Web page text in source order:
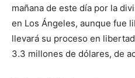
mañana de este día por la
en Los Ángeles, aunque fue
llevará su proceso en
3.3 millones de dólares, de